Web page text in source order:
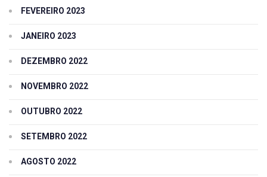
FEVEREIRO 2023
JANEIRO 2023
DEZEMBRO 2022
NOVEMBRO 2022
OUTUBRO 2022
SETEMBRO 2022
AGOSTO 2022